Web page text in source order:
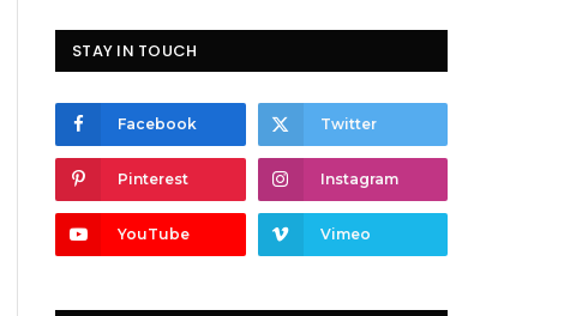
STAY IN TOUCH
Facebook Twitter
Pinterest Instagram
YouTube Vimeo